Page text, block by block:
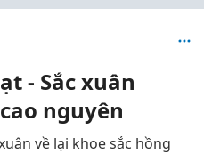
- Sắc xuân
nguyên
về lại khoe sắc hồng